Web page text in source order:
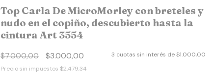
Top Carla De MicroMorley con breteles y
nudo en el copiño, descubierto hasta la
cintura Art 3554
$7.000,00 $3.000,00 3 cuotas sin interés de$1.000,00
Precio sin impuestos $2.479,34